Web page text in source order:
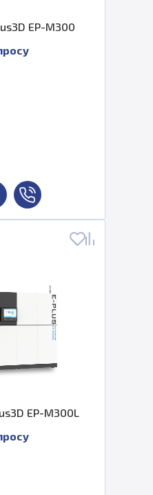
EP-M300
EP-M300L